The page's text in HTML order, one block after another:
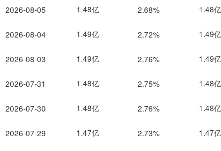
2026-08-05
2026-08-04
2026-08-03
2026-07-31
2026-07-30
2026-07-29
1.48亿 2.68% 1.48亿
1.49亿 2.72% 1.49亿
1.49亿 2.76% 1.49亿
1.48亿 2.75% 1.48亿
1.48亿 2.76% 1.48亿
1.47亿 2.73% 1.47亿